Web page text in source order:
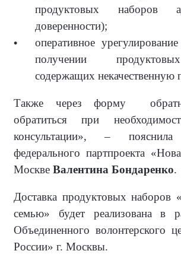
продуктовых наборов
доверенности);
оперативное
получении
содержащих некачественную
Также через форму
обратиться при
консультации», – пояснила
федерального партпроекта
Москве Валентина Бондаренко.
Доставка продуктовых
семью» будет реализована в
Объединенного волонтерского
России» г. Москвы.